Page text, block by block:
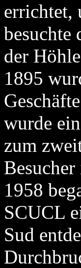
errichtet,
besuchte
der
1895
wurde
zum
Besucher
1958
SCUCL
Sud